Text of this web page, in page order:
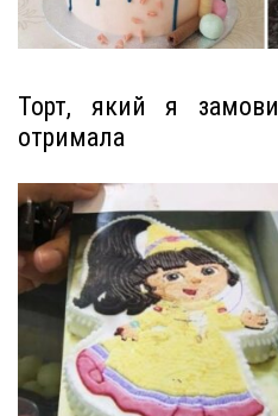
Торт, який я
отримала